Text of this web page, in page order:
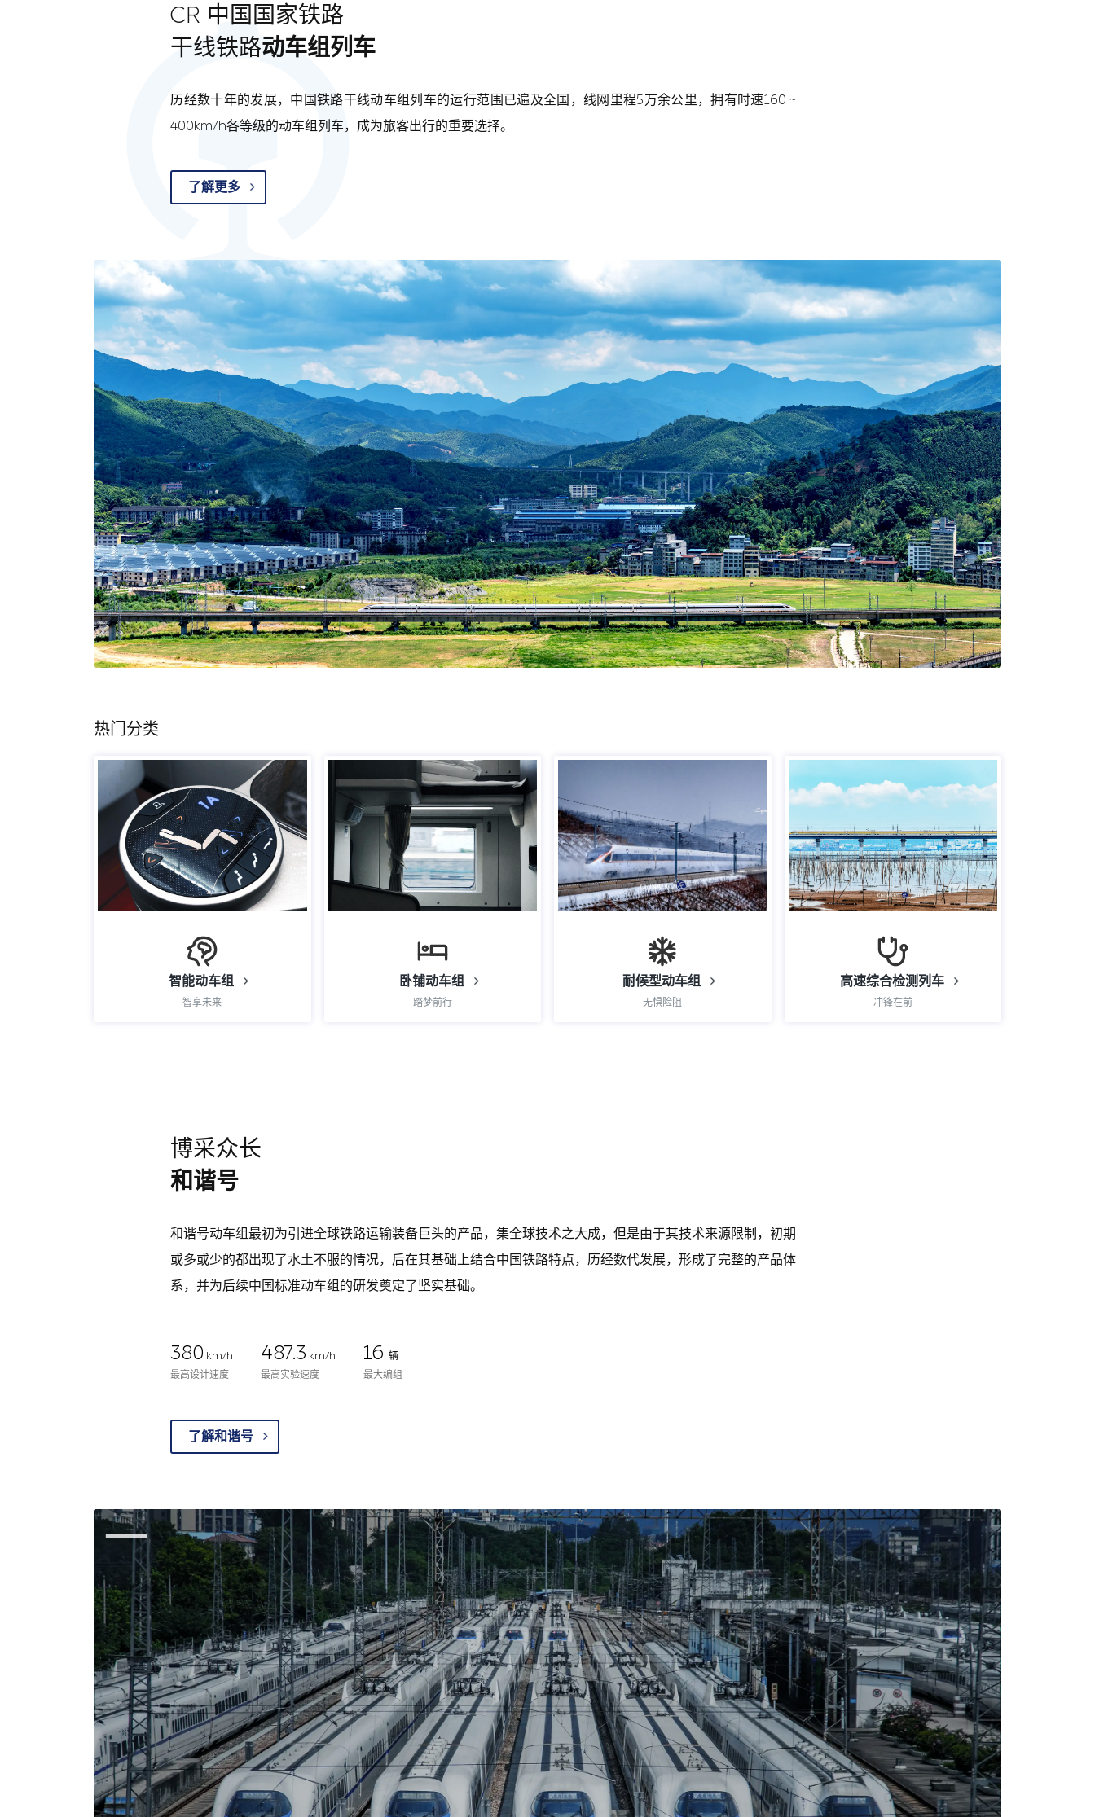
CR 中国国家铁路
干线铁路动车组列车
历经数十年的发展，中国铁路干线动车组列车的运行范围已遍及全国，线网里程5万余公里，拥有时速160 ~
400km/h各等级的动车组列车，成为旅客出行的重要选择。
了解更多
热门分类
智能动车组
智享未来
卧铺动车组
踏梦前行
耐候型动车组
无惧险阻
高速综合检测列车
冲锋在前
博采众长
和谐号
和谐号动车组最初为引进全球铁路运输装备巨头的产品，集全球技术之大成，但是由于其技术来源限制，初期
或多或少的都出现了水土不服的情况，后在其基础上结合中国铁路特点，历经数代发展，形成了完整的产品体
系，并为后续中国标准动车组的研发奠定了坚实基础。
380 km/h
最高设计速度
487.3 km/h
最高实验速度
16辆
最大编组
了解和谐号